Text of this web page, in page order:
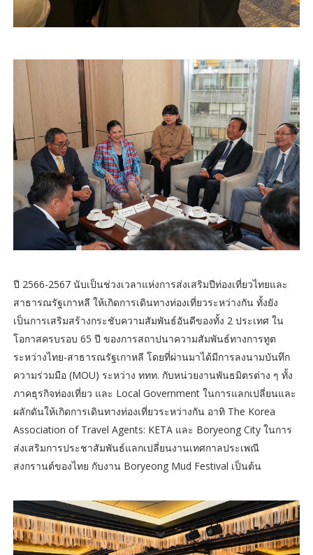
ปี 2566-2567 นับเป็นช่วงเวลาแห่งการส่งเสริมปีท่องเที่ยวไทยและ
สาธารณรัฐเกาหลี ให้เกิดการเดินทางท่องเที่ยวระหว่างกัน ทั้งยัง
เป็นการเสริมสร้างกระชับความสัมพันธ์อันดีของทั้ง 2 ประเทศ ใน
โอกาสครบรอบ 65 ปี ของการสถาปนาความสัมพันธ์ทางการทูต
ระหว่างไทย-สาธารณรัฐเกาหลี โดยที่ผ่านมาได้มีการลงนามบันทึก
ความร่วมมือ (MOU) ระหว่าง ททท. กับหน่วยงานพันธมิตรต่าง ๆ ทั้ง
ภาคธุรกิจท่องเที่ยว และ Local Government ในการแลกเปลี่ยนและ
ผลักดันให้เกิดการเดินทางท่องเที่ยวระหว่างกัน อาทิ The Korea
Association of Travel Agents: KETA และ Boryeong City ในการ
ส่งเสริมการประชาสัมพันธ์แลกเปลี่ยนงานเทศกาลประเพณี
สงกรานต์ของไทย กับงาน Boryeong Mud Festival เป็นต้น